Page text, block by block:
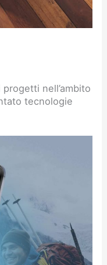
nell’ambito
tecnologie